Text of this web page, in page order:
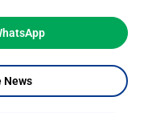
News